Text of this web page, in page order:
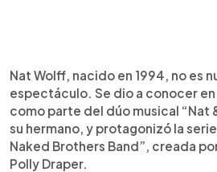
Nat Wolff, nacido en 1994, no es
espectáculo. Se dio a conocer
como parte del dúo musical “Nat
su hermano, y protagonizó la
Naked Brothers Band”, creada
Polly Draper.